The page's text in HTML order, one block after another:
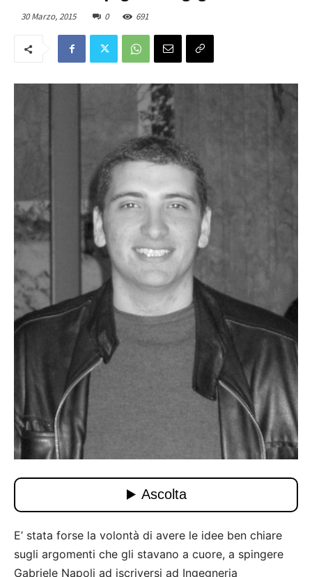
30 Marzo, 2015 0 691
E’ stata forse la volontà di avere le idee ben chiare
sugli argomenti che gli stavano a cuore, a spingere
Gabriele Napoli ad iscriversi ad Ingegneria